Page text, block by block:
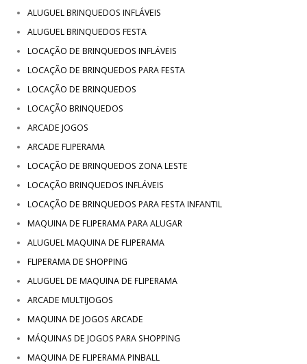
ALUGUEL BRINQUEDOS INFLÁVEIS
ALUGUEL BRINQUEDOS FESTA
LOCAÇÃO DE BRINQUEDOS INFLÁVEIS
LOCAÇÃO DE BRINQUEDOS PARA FESTA
LOCAÇÃO DE BRINQUEDOS
LOCAÇÃO BRINQUEDOS
ARCADE JOGOS
ARCADE FLIPERAMA
LOCAÇÃO DE BRINQUEDOS ZONA LESTE
LOCAÇÃO BRINQUEDOS INFLÁVEIS
LOCAÇÃO DE BRINQUEDOS PARA FESTA INFANTIL
MAQUINA DE FLIPERAMA PARA ALUGAR
ALUGUEL MAQUINA DE FLIPERAMA
FLIPERAMA DE SHOPPING
ALUGUEL DE MAQUINA DE FLIPERAMA
ARCADE MULTIJOGOS
MAQUINA DE JOGOS ARCADE
MÁQUINAS DE JOGOS PARA SHOPPING
MAQUINA DE FLIPERAMA PINBALL